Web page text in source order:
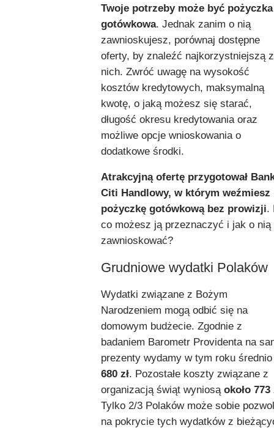
Twoje potrzeby może być pożyczka
gotówkowa. Jednak zanim o nią
zawnioskujesz, porównaj dostępne
oferty, by znaleźć najkorzystniejszą z
nich. Zwróć uwagę na wysokość
kosztów kredytowych, maksymalną
kwotę, o jaką możesz się starać,
długość okresu kredytowania oraz
możliwe opcje wnioskowania o
dodatkowe środki.
Atrakcyjną ofertę przygotował
Citi Handlowy, w którym weźmiesz
pożyczkę gotówkową bez prowizji.
co możesz ją przeznaczyć i jak o nią
zawnioskować?
Grudniowe wydatki Polaków
Wydatki związane z Bożym
Narodzeniem mogą odbić się na
domowym budżecie. Zgodnie z
badaniem Barometr Providenta na
prezenty wydamy w tym roku średnio
680 zł. Pozostałe koszty związane z
organizacją świąt wyniosą około 773
Tylko 2/3 Polaków może sobie
na pokrycie tych wydatków z